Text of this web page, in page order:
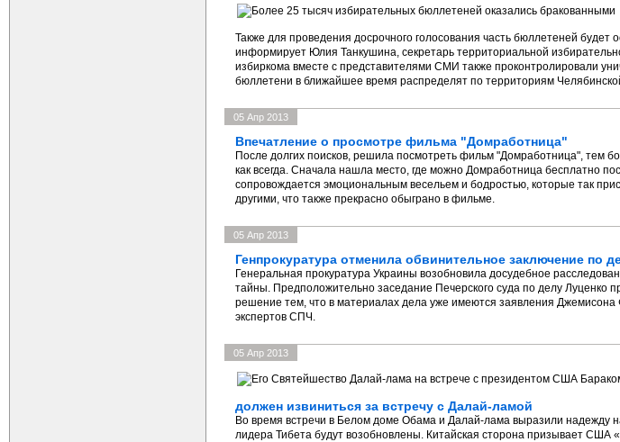
Также для проведения досрочного голосования часть бюллетеней
информирует Юлия Танкушина, секретарь территориальной
избиркома вместе с представителями СМИ также проконтролировали
бюллетени в ближайшее время распределят по территориям
05 Апр 2013
Впечатление о просмотре фильма "Домработница"
После долгих поисков, решила посмотреть фильм "Домработница", тем
как всегда. Сначала нашла место, где можно Домработница бесплатно
сопровождается эмоциональным весельем и бодростью, которые так
другими, что также прекрасно обыграно в фильме.
05 Апр 2013
Генпрокуратура отменила обвинительное заключение по
Генеральная прокуратура Украины возобновила досудебное
тайны. Предположительно заседание Печерского суда по делу Луценко
решение тем, что в материалах дела уже имеются заявления
экспертов СПЧ.
05 Апр 2013
должен извиниться за встречу с Далай-ламой
Во время встречи в Белом доме Обама и Далай-лама выразили надежду
лидера Тибета будут возобновлены. Китайская сторона призывает